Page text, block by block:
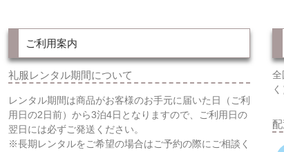
ご利用案内
礼服レンタル期間について
レンタル期間は商品がお客様のお手元に届いた日（ご利
用日の2日前）から3泊4日となりますので、ご利用日の
翌日には必ずご発送ください。
※長期レンタルをご希望の場合はご予約の際にご相談く
全